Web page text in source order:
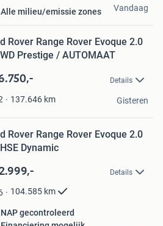
Alle milieu/emissie zones Vandaag
Rover Range Rover Evoque 2.0
Prestige / AUTOMAAT
Details
137.646 km Gisteren
Rover Range Rover Evoque 2.0
Dynamic
Details
104.585 km
NAP gecontroleerd